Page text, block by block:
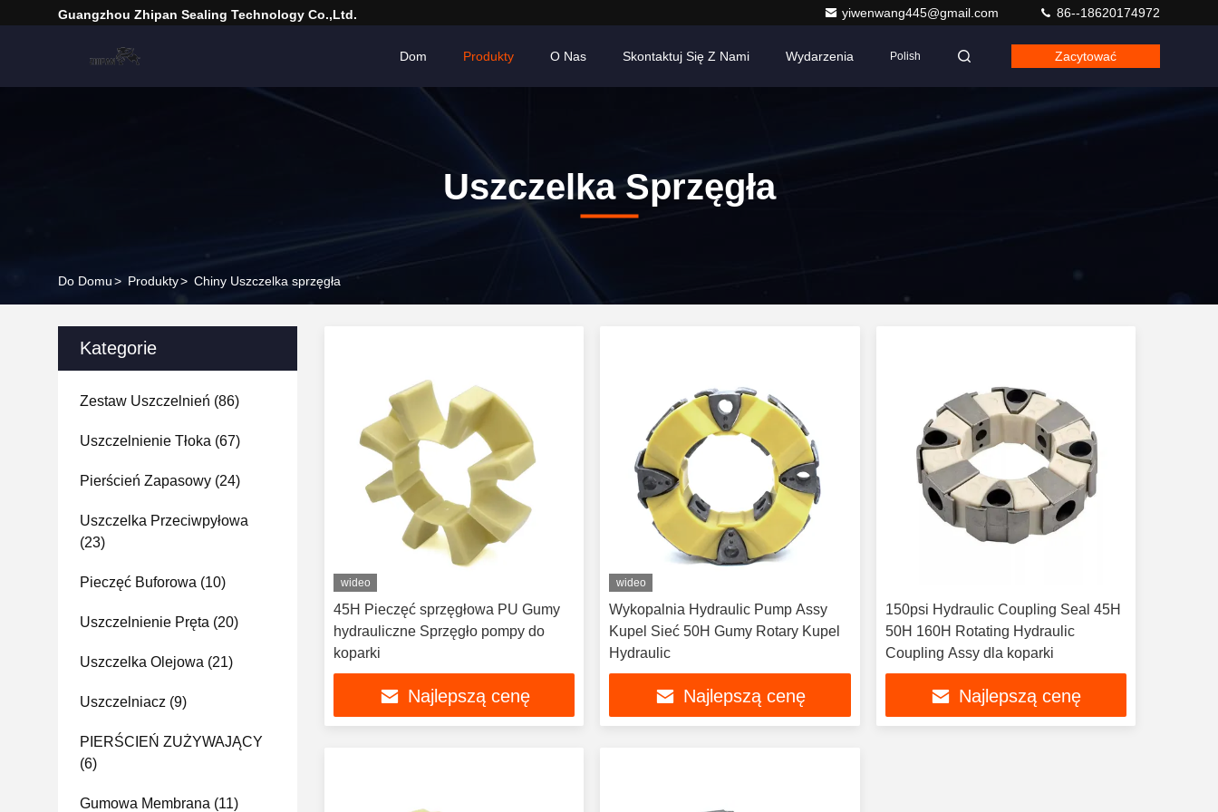
Guangzhou Zhipan Sealing Technology Co.,Ltd. yiwenwang445@gmail.com 86--18620174972
Dom Produkty O Nas Skontaktuj Się Z Nami Wydarzenia Polish Zacytować
Uszczelka Sprzęgła
Do Domu> Produkty> Chiny Uszczelka sprzęgła
Kategorie
Zestaw Uszczelnień (86)
Uszczelnienie Tłoka (67)
Pierścień Zapasowy (24)
Uszczelka Przeciwpyłowa
(23)
Pieczęć Buforowa (10)
Uszczelnienie Pręta (20)
Uszczelka Olejowa (21)
Uszczelniacz (9)
PIERŚCIEŃ ZUŻYWAJĄCY
(6)
Gumowa Membrana (11)
wideo
45H Pieczęć sprzęgłowa PU Gumy
hydrauliczne Sprzęgło pompy do
koparki
Najlepszą cenę
wideo
Wykopalnia Hydraulic Pump Assy
Kupel Sieć 50H Gumy Rotary Kupel
Hydraulic
Najlepszą cenę
150psi Hydraulic Coupling Seal 45H
50H 160H Rotating Hydraulic
Coupling Assy dla koparki
Najlepszą cenę